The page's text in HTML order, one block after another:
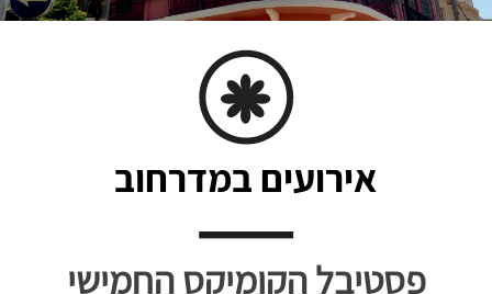
אירועים במדרחוב
פסטיבל הקומיקס החמישי